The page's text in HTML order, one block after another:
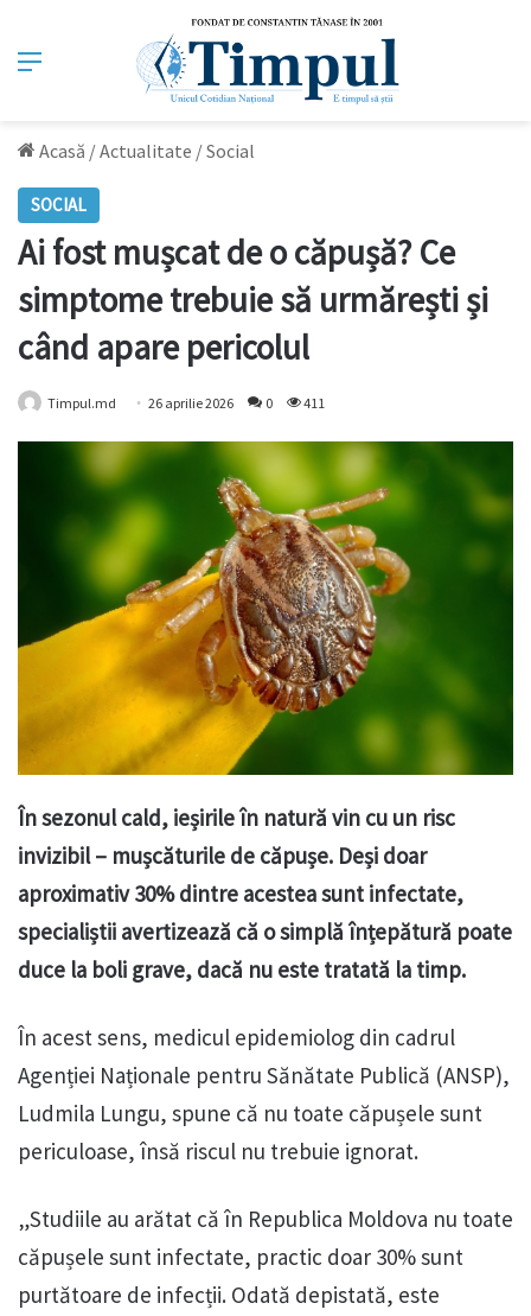
Meniu
Acasă /Actualitate /Social
SOCIAL
Ai fost mușcat de o căpușă? Ce
simptome trebuie să urmărești și
când apare pericolul
Timpul.md 26 aprilie 2026 0 411
În sezonul cald, ieșirile în natură vin cu un risc
invizibil – mușcăturile de căpușe. Deși doar
aproximativ 30% dintre acestea sunt infectate,
specialiștii avertizează că o simplă înțepătură poate
duce la boli grave, dacă nu este tratată la timp.
În acest sens, medicul epidemiolog din cadrul
Agenției Naționale pentru Sănătate Publică (ANSP),
Ludmila Lungu, spune că nu toate căpușele sunt
periculoase, însă riscul nu trebuie ignorat.
„Studiile au arătat că în Republica Moldova nu toate
căpușele sunt infectate, practic doar 30% sunt
purtătoare de infecții. Odată depistată, este